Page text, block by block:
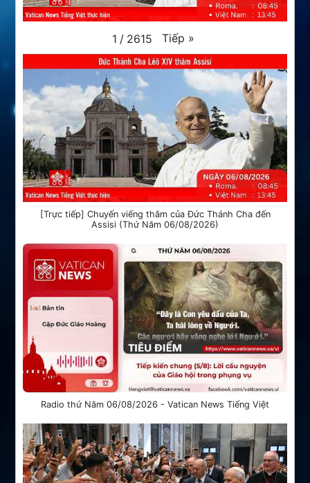
1 / 2615 Tiếp »
[Trực tiếp] Chuyến viếng thăm của Đức Thánh Cha đến
Assisi (Thứ Năm 06/08/2026)
Radio thứ Năm 06/08/2026 - Vatican News Tiếng Việt